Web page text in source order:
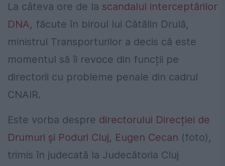
La câteva ore de la scandalul interceptărilor
DNA, făcute în biroul lui Cătălin Drulă,
ministrul Transporturilor a decis că este
momentul să îi revoce din funcții pe
directorii cu probleme penale din cadrul
CNAIR.
Este vorba despre directorului Direcției de
Drumuri și Poduri Cluj, Eugen Cecan (foto),
trimis în judecată la Judecătoria Cluj